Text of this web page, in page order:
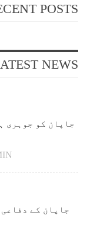
POSTS
NEWS
جاپان کو جوہری
جاپان کے